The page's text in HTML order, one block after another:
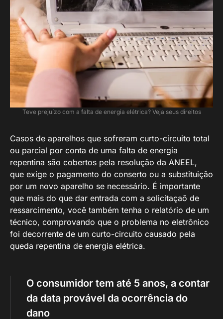
Teve prejuízo com a falta de energia elétrica? Veja seus direitos
Casos de aparelhos que sofreram curto-circuito total
ou parcial por conta de uma falta de energia
repentina são cobertos pela resolução da ANEEL,
que exige o pagamento do conserto ou a substituição
por um novo aparelho se necessário. É importante
que mais do que dar entrada com a solicitaçaõ de
ressarcimento, você também tenha o relatório de um
técnico, comprovando que o problema no eletrônico
foi decorrente de um curto-circuito causado pela
queda repentina de energia elétrica.
O consumidor tem até 5 anos, a contar
da data provável da ocorrência do
dano